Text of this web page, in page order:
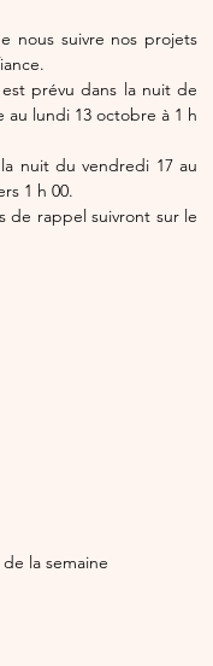
nous suivre nos projets
prévu dans la nuit de
au lundi 13 octobre à 1 h
nuit du vendredi 17 au
1 h 00.
de rappel suivront sur le
la semaine